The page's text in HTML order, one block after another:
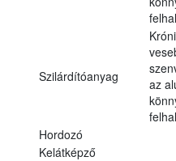
Szilárdítóanyag
az
Hordozó
Kelátképző